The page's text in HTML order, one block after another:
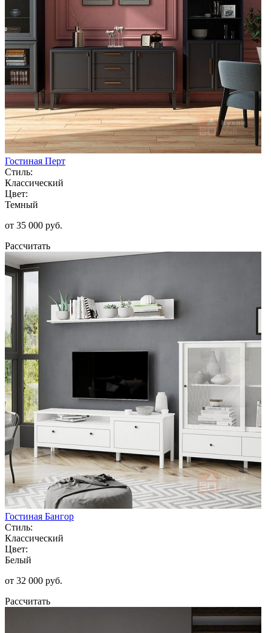
Гостиная Перт
Стиль:
Классический
Цвет:
Темный
от 35 000 руб.
Рассчитать
Гостиная Бангор
Стиль:
Классический
Цвет:
Белый
от 32 000 руб.
Рассчитать